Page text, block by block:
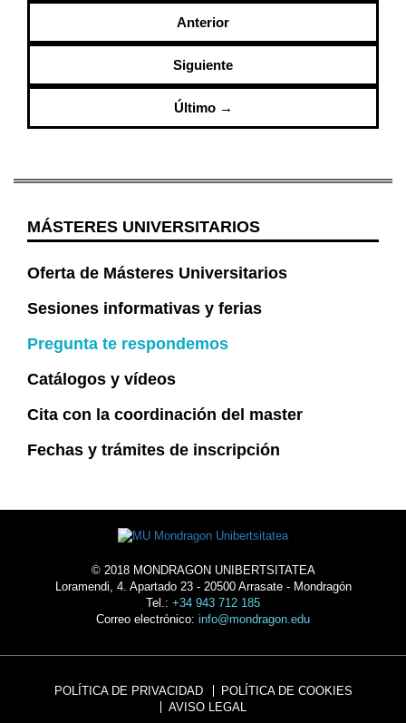
Anterior
Siguiente
Último →
MÁSTERES UNIVERSITARIOS
Oferta de Másteres Universitarios
Sesiones informativas y ferias
Pregunta te respondemos
Catálogos y vídeos
Cita con la coordinación del master
Fechas y trámites de inscripción
© 2018 MONDRAGON UNIBERTSITATEA
Loramendi, 4. Apartado 23 - 20500 Arrasate - Mondragón
Tel.: +34 943 712 185
Correo electrónico: info@mondragon.edu
POLÍTICA DE PRIVACIDAD
POLÍTICA DE COOKIES
AVISO LEGAL